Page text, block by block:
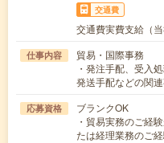
交通費
交通費実費支給（当
仕事内容
貿易・国際事務
・発注手配、受入
発送手配などの関
応募資格
ブランクOK
・貿易実務のご経
たは経理業務のご